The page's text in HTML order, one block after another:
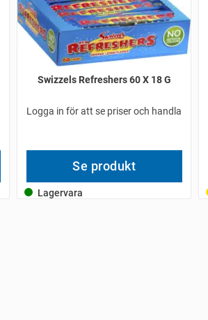
Swizzels Refreshers 60 X 18 G
Logga in för att se priser och handla
Se produkt
Lagervara